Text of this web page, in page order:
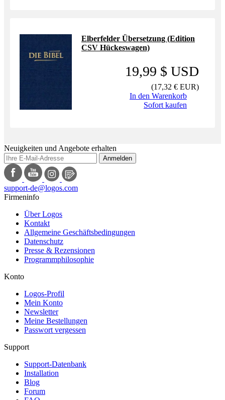
Elberfelder Übersetzung (Edition
CSV Hückeswagen)
19,99 $ USD
(17,32 € EUR)
In den Warenkorb
Sofort kaufen
Neuigkeiten und Angebote erhalten
Anmelden
support-de@logos.com
Firmeninfo
Über Logos
Kontakt
Allgemeine Geschäftsbedingungen
Datenschutz
Presse & Rezensionen
Programmphilosophie
Konto
Logos-Profil
Mein Konto
Newsletter
Meine Bestellungen
Passwort vergessen
Support
Support-Datenbank
Installation
Blog
Forum